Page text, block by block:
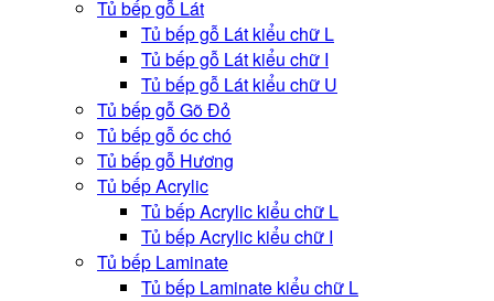
Tủ bếp gỗ Lát
Tủ bếp gỗ Lát kiểu chữ L
Tủ bếp gỗ Lát kiểu chữ I
Tủ bếp gỗ Lát kiểu chữ U
Tủ bếp gỗ Gõ Đỏ
Tủ bếp gỗ óc chó
Tủ bếp gỗ Hương
Tủ bếp Acrylic
Tủ bếp Acrylic kiểu chữ L
Tủ bếp Acrylic kiểu chữ I
Tủ bếp Laminate
Tủ bếp Laminate kiểu chữ L